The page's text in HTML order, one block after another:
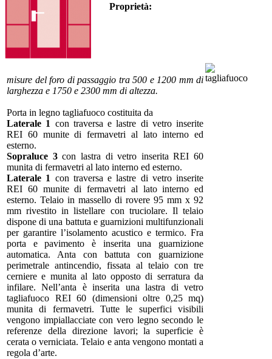
misure del foro di passaggio tra 500 e 1200 mm di
larghezza e 1750 e 2300 mm di altezza.
Porta in legno tagliafuoco costituita da
Laterale 1 con traversa e lastre di vetro inserite
REI 60 munite di fermavetri al lato interno ed
esterno.
Sopraluce 3con lastra di vetro inserita REI 60
munita di fermavetri al lato interno ed esterno.
Laterale 1 con traversa e lastre di vetro inserite
REI 60 munite di fermavetri al lato interno ed
esterno. Telaio in massello di rovere 95 mm x 92
mm rivestito in listellare con truciolare. Il telaio
dispone di una battuta e guarnizioni multifunzionali
per garantire l’isolamento acustico e termico. Fra
porta e pavimento è inserita una guarnizione
automatica. Anta con battuta con guarnizione
perimetrale antincendio, fissata al telaio con tre
cerniere e munita al lato opposto di serratura da
infilare. Nell’anta è inserita una lastra di vetro
tagliafuoco REI 60 (dimensioni oltre 0,25 mq)
munita di fermavetri. Tutte le superfici visibili
vengono impiallacciate con vero legno secondo le
referenze della direzione lavori; la superficie è
cerata o verniciata. Telaio e anta vengono montati a
regola d’arte.
Proprietà: